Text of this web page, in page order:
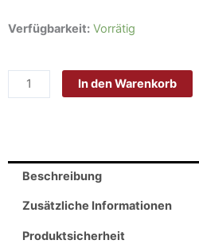
Verfügbarkeit: Vorrätig
Schild
-
Spruch
Bremer
In den Warenkorb
Beschreibung
Zusätzliche Informationen
Produktsicherheit